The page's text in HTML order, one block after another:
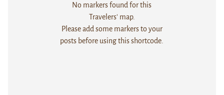
No markers found for this
Travelers' map.
Please add some markers to your
posts before using this shortcode.